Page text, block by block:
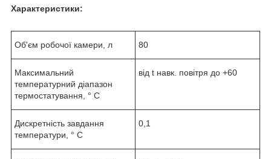
Характеристики:
Об'єм робочої камери, л 80
Максимальний
температурний діапазон
термостатування, ° С
від t навк. повітря до +60
Дискретність завдання
температури, ° С
0,1